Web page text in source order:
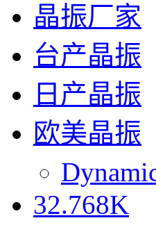
晶振厂家
台产晶振
日产晶振
欧美晶振
32.768K